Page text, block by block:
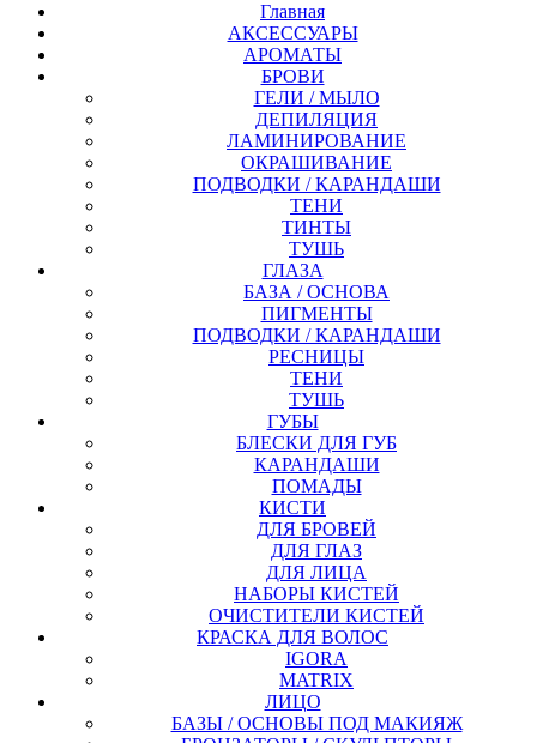
Главная
АКСЕССУАРЫ
АРОМАТЫ
БРОВИ
ГЕЛИ / МЫЛО
ДЕПИЛЯЦИЯ
ЛАМИНИРОВАНИЕ
ОКРАШИВАНИЕ
ПОДВОДКИ / КАРАНДАШИ
ТЕНИ
ТИНТЫ
ТУШЬ
ГЛАЗА
БАЗА / ОСНОВА
ПИГМЕНТЫ
ПОДВОДКИ / КАРАНДАШИ
РЕСНИЦЫ
ТЕНИ
ТУШЬ
ГУБЫ
БЛЕСКИ ДЛЯ ГУБ
КАРАНДАШИ
ПОМАДЫ
КИСТИ
ДЛЯ БРОВЕЙ
ДЛЯ ГЛАЗ
ДЛЯ ЛИЦА
НАБОРЫ КИСТЕЙ
ОЧИСТИТЕЛИ КИСТЕЙ
КРАСКА ДЛЯ ВОЛОС
IGORA
MATRIX
ЛИЦО
БАЗЫ / ОСНОВЫ ПОД МАКИЯЖ